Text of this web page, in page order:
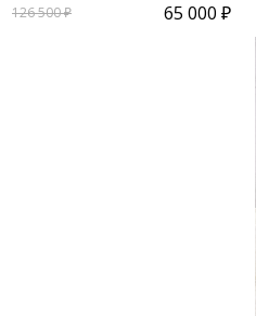
126 500 ₽
65 000 ₽